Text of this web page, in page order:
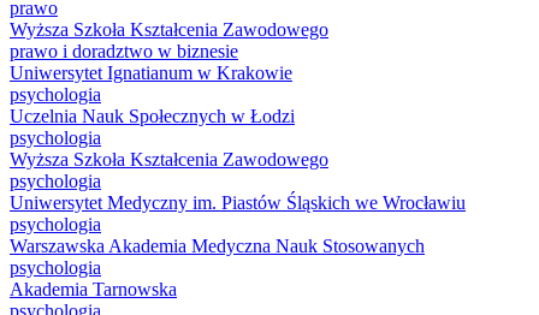
prawo
Wyższa Szkoła Kształcenia Zawodowego
prawo i doradztwo w biznesie
Uniwersytet Ignatianum w Krakowie
psychologia
Uczelnia Nauk Społecznych w Łodzi
psychologia
Wyższa Szkoła Kształcenia Zawodowego
psychologia
Uniwersytet Medyczny im. Piastów Śląskich we Wrocławiu
psychologia
Warszawska Akademia Medyczna Nauk Stosowanych
psychologia
Akademia Tarnowska
psychologia